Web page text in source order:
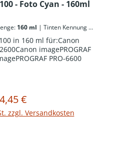
- Foto Cyan - 160ml
160 ml |
in 160 ml für:Canon
imagePROGRAF
PRO-6600
Preis:
€
zzgl. Versandkosten
Warenkorb